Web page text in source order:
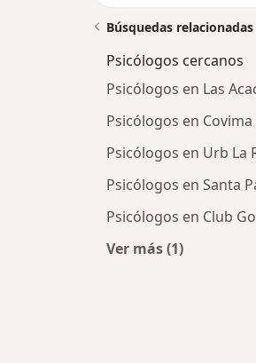
Búsquedas relacionadas
Psicólogos cercanos
Psicólogos en Las
Psicólogos en Covima
Psicólogos en Urb La
Psicólogos en Santa
Psicólogos en Club
Ver más (1)